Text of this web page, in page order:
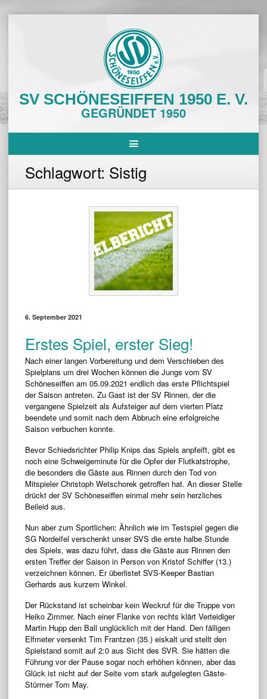
SV SCHÖNESEIFFEN 1950 E. V.
GEGRÜNDET 1950
Schlagwort: Sistig
6. September 2021
Erstes Spiel, erster Sieg!
Nach einer langen Vorbereitung und dem Verschieben des
Spielplans um drei Wochen können die Jungs vom SV
Schöneseiffen am 05.09.2021 endlich das erste Pflichtspiel
der Saison antreten. Zu Gast ist der SV Rinnen, der die
vergangene Spielzeit als Aufsteiger auf dem vierten Platz
beendete und somit nach dem Abbruch eine erfolgreiche
Saison verbuchen konnte.
Bevor Schiedsrichter Philip Knips das Spiels anpfeift, gibt es
noch eine Schweigeminute für die Opfer der Flutkatstrophe,
die besonders die Gäste aus Rinnen durch den Tod von
Mitspieler Christoph Wetschorek getroffen hat. An dieser Stelle
drückt der SV Schöneseiffen einmal mehr sein herzliches
Beileid aus.
Nun aber zum Sportlichen: Ähnlich wie im Testspiel gegen die
SG Nordeifel verschenkt unser SVS die erste halbe Stunde
des Spiels, was dazu führt, dass die Gäste aus Rinnen den
ersten Treffer der Saison in Person von Kristof Schiffer (13.)
verzeichnen können. Er überlistet SVS-Keeper Bastian
Gerhards aus kurzem Winkel.
Der Rückstand ist scheinbar kein Weckruf für die Truppe von
Heiko Zimmer. Nach einer Flanke von rechts klärt Verteidiger
Martin Hupp den Ball unglücklich mit der Hand. Den fälligen
Elfmeter versenkt Tim Frantzen (35.) eiskalt und stellt den
Spielstand somit auf 2:0 aus Sicht des SVR. Sie hätten die
Führung vor der Pause sogar noch erhöhen können, aber das
Glück ist nicht auf der Seite vom stark aufgelegten Gäste-
Stürmer Tom May.